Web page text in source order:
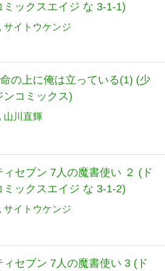
ミックスエイジ な 3-1-1)
サイトウケンジ
の上に俺は立っている(1) (少
ンコミックス)
山川直輝
ィセブン 7人の魔書使い ２ (ド
ミックスエイジ な 3-1-2)
サイトウケンジ
ィセブン 7人の魔書使い 3 (ド